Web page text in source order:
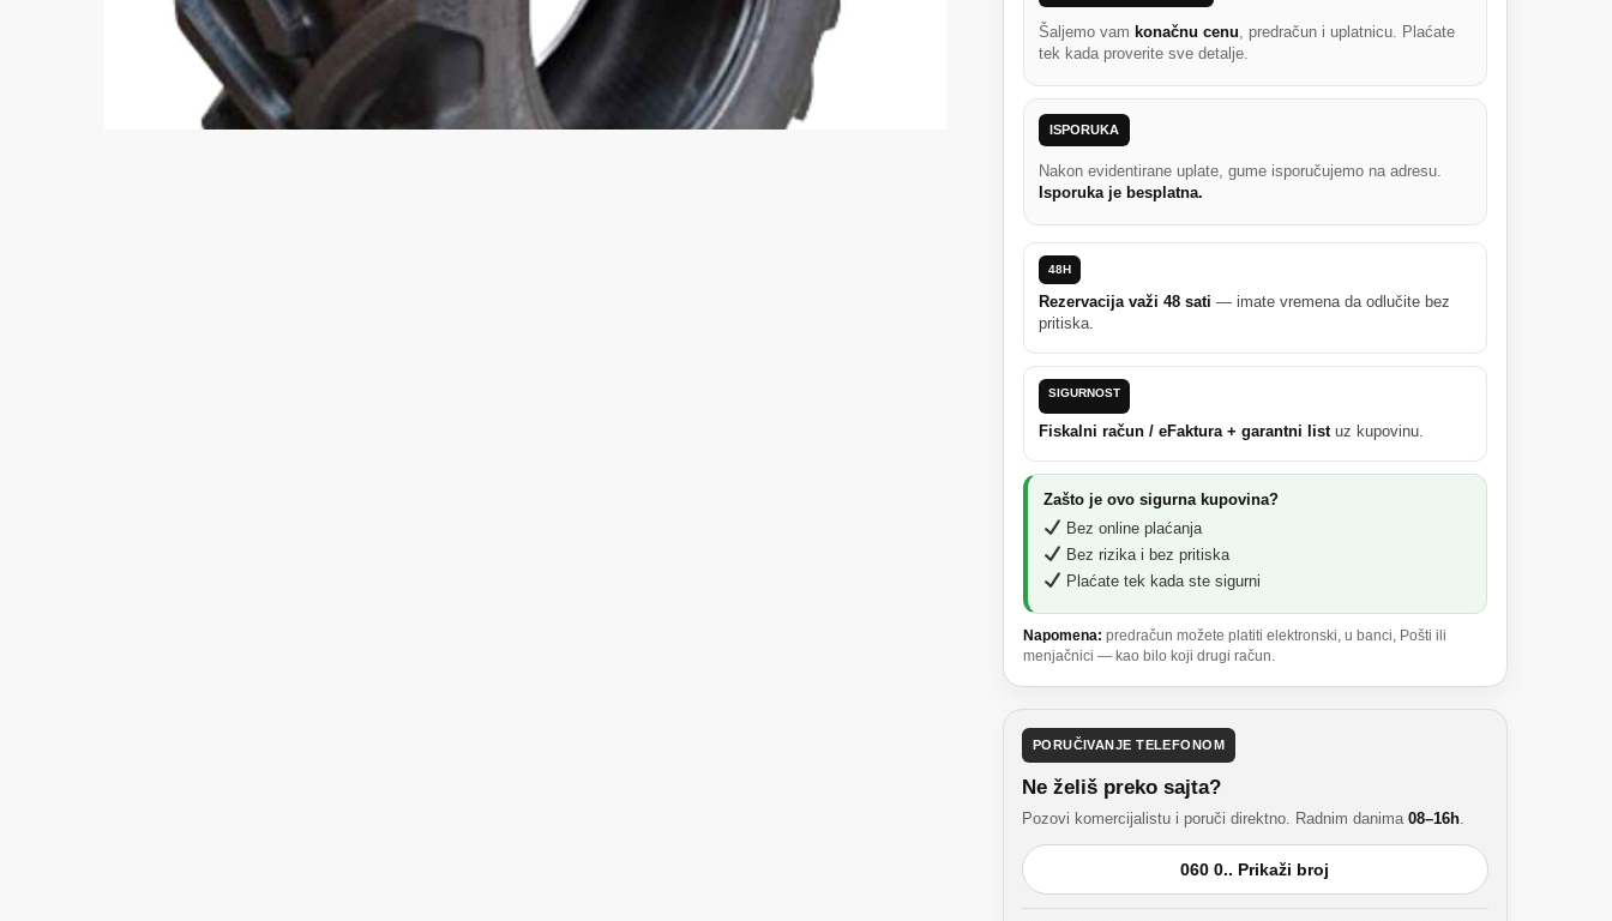
Šaljemo vam konačnu cenu , predračun i uplatnicu. Plaćate
tek kada proverite sve detalje.
ISPORUKA
Nakon evidentirane uplate, gume isporučujemo na adresu.
Isporuka je besplatna.
48H
Rezervacija važi 48 sati — imate vremena da odlučite bez
pritiska.
SIGURNOST
Fiskalni račun / eFaktura + garantni listuz kupovinu.
Zašto je ovo sigurna kupovina?
Bez online plaćanja
Bez rizika i bez pritiska
Plaćate tek kada ste sigurni
Napomena: predračun možete platiti elektronski, u banci, Pošti ili
menjačnici — kao bilo koji drugi račun.
PORUČIVANJE TELEFONOM
Ne želiš preko sajta?
Pozovi komercijalistu i poruči direktno. Radnim danima 08–16h.
060 0.. Prikaži broj